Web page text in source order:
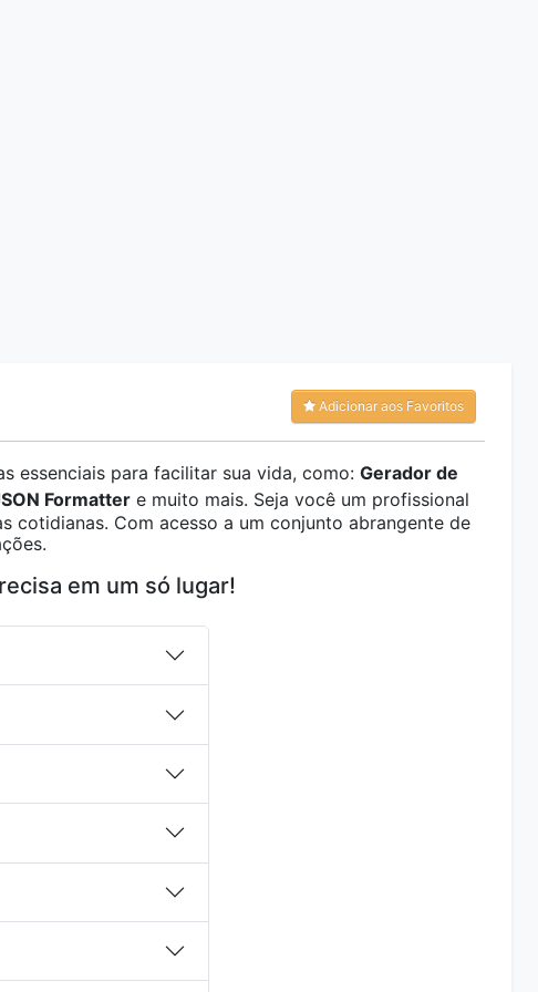
Adicionar aos Favoritos
essenciais para facilitar sua vida, como: Gerador de
Formatter e muito mais. Seja você um profissional
cotidianas. Com acesso a um conjunto abrangente de
em um só lugar!